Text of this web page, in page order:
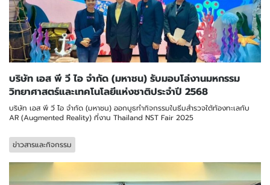
บริษัท เอส พี วี ไอ จำกัด (มหาชน) รับมอบโล่งานมหกรรม
วิทยาศาสตร์และเทคโนโลยีแห่งชาติประจำปี 2568
บริษัท เอส พี วี ไอ จำกัด (มหาชน) ออกบูธทำกิจกรรมในธีมสำรวจใต้ท้องทะเลกับ
AR (Augmented Reality) ที่งาน Thailand NST Fair 2025
ข่าวสารและกิจกรรม